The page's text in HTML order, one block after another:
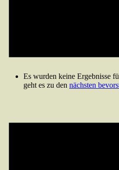
Es wurden keine Ergebnisse
geht es zu den nächsten